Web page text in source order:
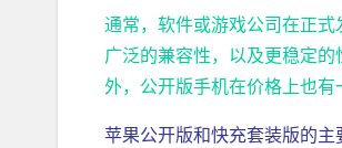
通常，软件或游戏公司在正
广泛的兼容性，以及更稳定
外，公开版手机在价格上也有
苹果公开版和快充套装版的